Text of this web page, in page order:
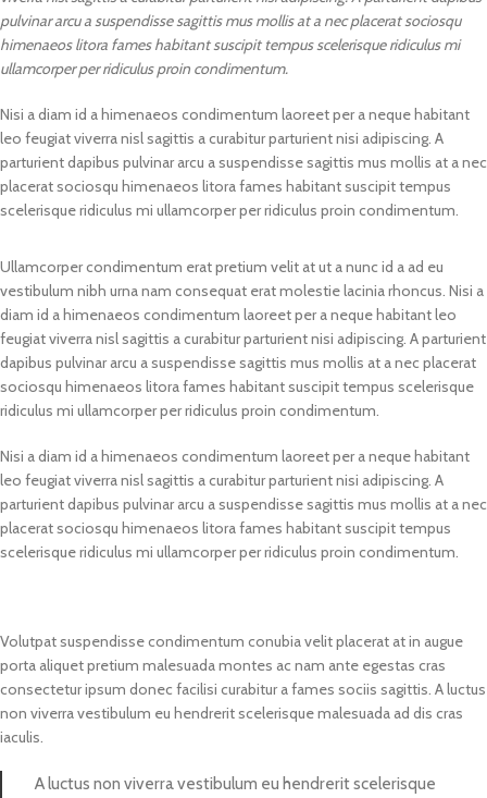
pulvinar arcu a suspendisse sagittis mus mollis at a nec placerat sociosqu
himenaeos litora fames habitant suscipit tempus scelerisque ridiculus mi
ullamcorper per ridiculus proin condimentum.
Nisi a diam id a himenaeos condimentum laoreet per a neque habitant
leo feugiat viverra nisl sagittis a curabitur parturient nisi adipiscing. A
parturient dapibus pulvinar arcu a suspendisse sagittis mus mollis at a nec
placerat sociosqu himenaeos litora fames habitant suscipit tempus
scelerisque ridiculus mi ullamcorper per ridiculus proin condimentum.
Ullamcorper condimentum erat pretium velit at ut a nunc id a ad eu
vestibulum nibh urna nam consequat erat molestie lacinia rhoncus. Nisi a
diam id a himenaeos condimentum laoreet per a neque habitant leo
feugiat viverra nisl sagittis a curabitur parturient nisi adipiscing. A parturient
dapibus pulvinar arcu a suspendisse sagittis mus mollis at a nec placerat
sociosqu himenaeos litora fames habitant suscipit tempus scelerisque
ridiculus mi ullamcorper per ridiculus proin condimentum.
Nisi a diam id a himenaeos condimentum laoreet per a neque habitant
leo feugiat viverra nisl sagittis a curabitur parturient nisi adipiscing. A
parturient dapibus pulvinar arcu a suspendisse sagittis mus mollis at a nec
placerat sociosqu himenaeos litora fames habitant suscipit tempus
scelerisque ridiculus mi ullamcorper per ridiculus proin condimentum.
Volutpat suspendisse condimentum conubia velit placerat at in augue
porta aliquet pretium malesuada montes ac nam ante egestas cras
consectetur ipsum donec facilisi curabitur a fames sociis sagittis. A luctus
non viverra vestibulum eu hendrerit scelerisque malesuada ad dis cras
iaculis.
A luctus non viverra vestibulum eu hendrerit scelerisque